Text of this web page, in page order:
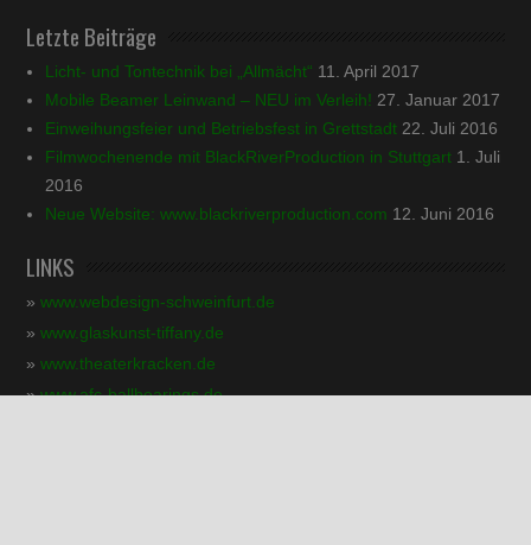
Letzte Beiträge
Licht- und Tontechnik bei „Allmächt“ 11. April 2017
Mobile Beamer Leinwand – NEU im Verleih! 27. Januar 2017
Einweihungsfeier und Betriebsfest in Grettstadt 22. Juli 2016
Filmwochenende mit BlackRiverProduction in Stuttgart 1. Juli
2016
Neue Website: www.blackriverproduction.com 12. Juni 2016
LINKS
»www.webdesign-schweinfurt.de
»www.glaskunst-tiffany.de
»www.theaterkracken.de
»www.afc-ballbearings.de